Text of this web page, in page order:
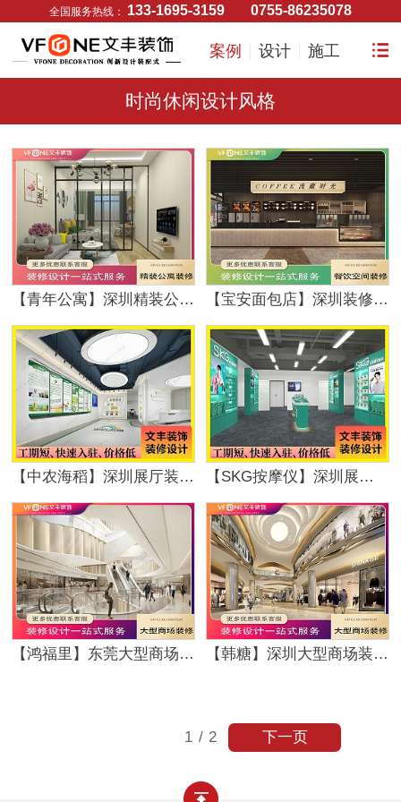
全国服务热线： 133-1695-3159 0755-86235078
案例 设计 施工
时尚休闲设计风格
【青年公寓】深圳精装公寓设计_精致时尚风_文丰装饰公司 【宝安面包店】深圳装修公司-时尚休闲风-文丰装饰公司
【中农海稻】深圳展厅装修_简约清新风_文丰装饰公司 【SKG按摩仪】深圳展厅装修_时尚科技风_文丰装饰公司
【鸿福里】东莞大型商场设计_高端大气风_文丰装饰公司 【韩糖】深圳大型商场装修_高端时尚风_文丰装饰公司
1 / 2 下一页